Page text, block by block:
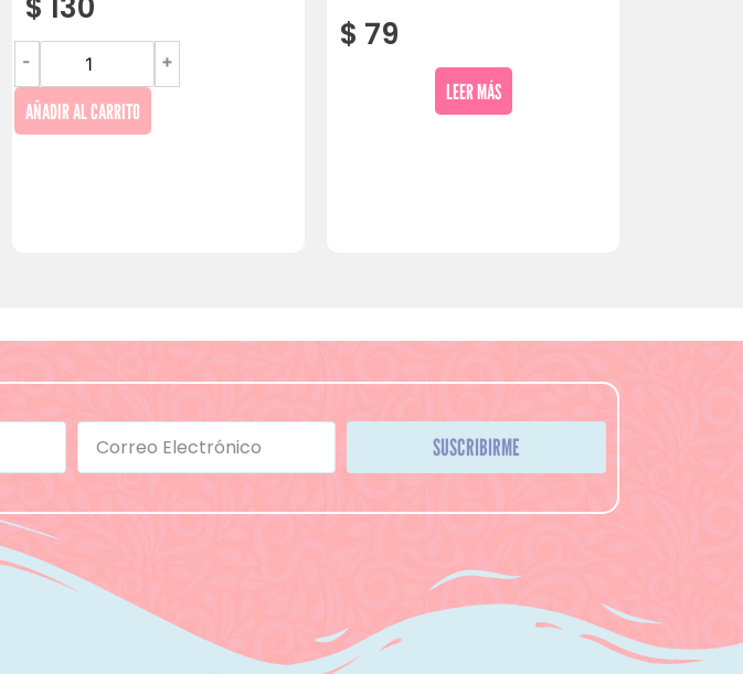
$ 130
- +
AÑADIR AL CARRITO
$ 79
LEER MÁS
SUSCRIBIRME